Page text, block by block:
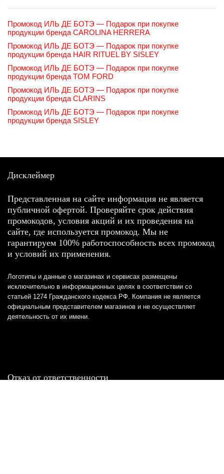
Промокод ИЛЬ ДЕ БОТЭ — Подарок при покупке
продукции бренда CAROLINA HERRERA
Промокод ИЛЬ ДЕ БОТЭ — Подарок при покупке
продукции бренда HAIR RITUEL BY SISLEY
Промокод ИЛЬ ДЕ БОТЭ — Подарок при покупке
продукции бренда TOM FORD
Промокод ИЛЬ ДЕ БОТЭ — Подарок при покупке
продукции бренда CLARINS
Промокод ИЛЬ ДЕ БОТЭ — Подарок при покупке
продукции бренда SISLEY
Дисклеймер
Представленная на сайте информация не является
публичной офертой. Проверяйте срок действия
промокодов, условия акций и их проведения на
сайте, где используется промокод. Мы не
гарантируем 100% работоспособность всех промокод
и условий их применения.
Логотипы и данные о магазинах и сервисах размещены
исключительно в информационных целях в соответствии со
статьей 1274 Гражданского кодекса РФ. Компания не является
официальным представителем магазинов и не осуществляет
деятельность от их имени.
Отказ от ответственности